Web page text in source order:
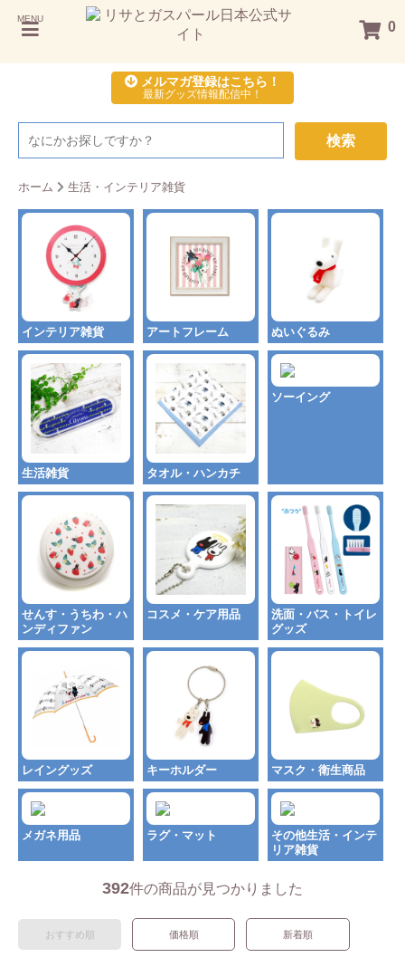
MENU 0
メルマガ登録はこちら！
最新グッズ情報配信中！
検索
ホーム 生活・インテリア雑貨
インテリア雑貨 アートフレーム ぬいぐるみ
生活雑貨 タオル・ハンカチ
ソーイング
せんす・うちわ・ハ
ンディファン
コスメ・ケア用品
洗面・バス・トイレ
グッズ
レイングッズ キーホルダー マスク・衛生商品
メガネ用品 ラグ・マット
その他生活・インテ
リア雑貨
392件の商品が見つかりました
おすすめ順 価格順 新着順